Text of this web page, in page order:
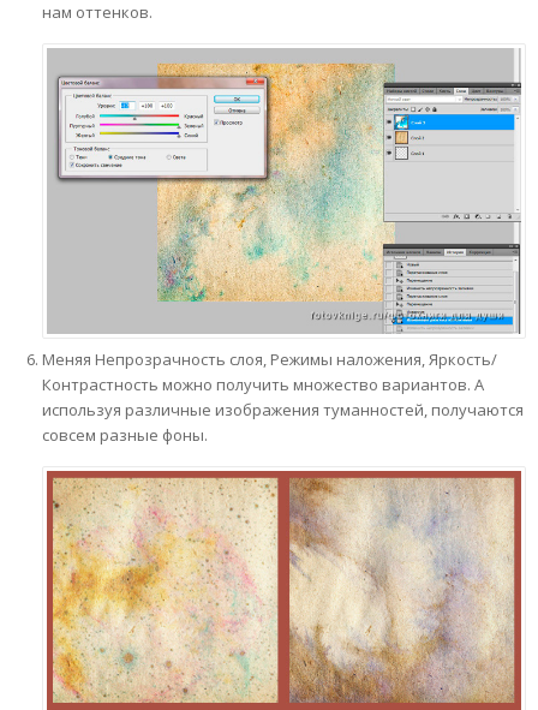
нам оттенков.
Меняя Непрозрачность слоя, Режимы наложения, Яркость/
Контрастность можно получить множество вариантов. А
используя различные изображения туманностей, получаются
совсем разные фоны.